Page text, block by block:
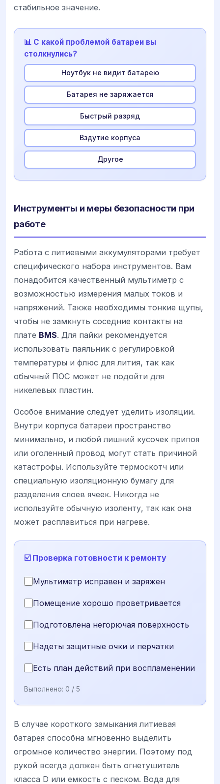
стабильное значение.
📊 С какой проблемой батареи вы
столкнулись?
Ноутбук не видит батарею
Батарея не заряжается
Быстрый разряд
Вздутие корпуса
Другое
Инструменты и меры безопасности при
работе
Работа с литиевыми аккумуляторами требует
специфического набора инструментов. Вам
понадобится качественный мультиметр с
возможностью измерения малых токов и
напряжений. Также необходимы тонкие щупы,
чтобы не замкнуть соседние контакты на
плате BMS. Для пайки рекомендуется
использовать паяльник с регулировкой
температуры и флюс для лития, так как
обычный ПОС может не подойти для
никелевых пластин.
Особое внимание следует уделить изоляции.
Внутри корпуса батареи пространство
минимально, и любой лишний кусочек припоя
или оголенный провод могут стать причиной
катастрофы. Используйте термоскотч или
специальную изоляционную бумагу для
разделения слоев ячеек. Никогда не
используйте обычную изоленту, так как она
может расплавиться при нагреве.
☑️ Проверка готовности к ремонту
Мультиметр исправен и заряжен
Помещение хорошо проветривается
Подготовлена негорючая поверхность
Надеты защитные очки и перчатки
Есть план действий при воспламенении
Выполнено: 0 / 5
В случае короткого замыкания литиевая
батарея способна мгновенно выделить
огромное количество энергии. Поэтому под
рукой всегда должен быть огнетушитель
класса D или емкость с песком. Вода для